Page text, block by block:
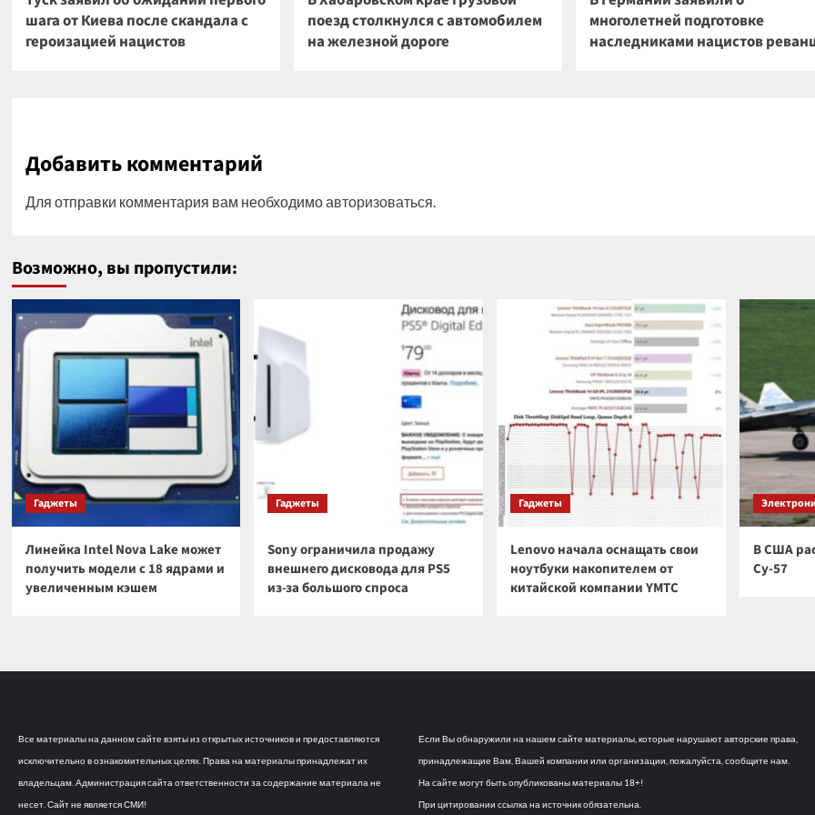
шага от Киева после скандала с
героизацией нацистов
поезд столкнулся с автомобилем
на железной дороге
многолетней подготовке
наследниками нацистов
Добавить комментарий
Для отправки комментария вам необходимоавторизоваться.
Возможно, вы пропустили:
Гаджеты
Линейка Intel Nova Lake может
получить модели с 18 ядрами и
увеличенным кэшем
Гаджеты
Sony ограничила продажу
внешнего дисковода для PS5
из-за большого спроса
Гаджеты
Lenovo начала оснащать свои
ноутбуки накопителем от
китайской компании YMTC
В США
Су-57
Все материалы на данном сайте взяты из открытых источников и предоставляются
исключительно в ознакомительных целях. Права на материалы принадлежат их
владельцам. Администрация сайта ответственности за содержание материала не
несет. Сайт не является СМИ!
Если Вы обнаружили на нашем сайте материалы, которые нарушают авторские права,
принадлежащие Вам, Вашей компании или организации, пожалуйста, сообщите нам.
На сайте могут быть опубликованы материалы 18+!
При цитировании ссылка на источник обязательна.